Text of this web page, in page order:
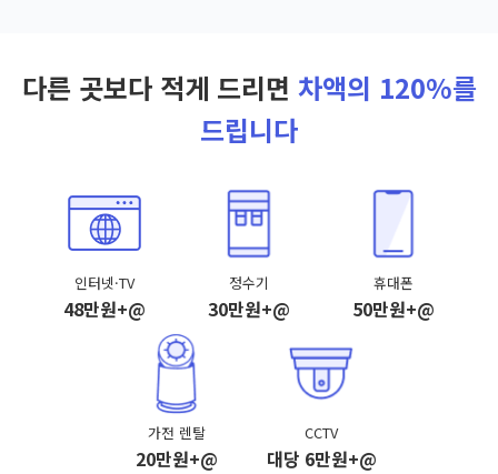
다른 곳보다 적게 드리면 차액의 120%를
드립니다
인터넷·TV
48만원+@
정수기
30만원+@
휴대폰
50만원+@
가전 렌탈
20만원+@
CCTV
대당 6만원+@